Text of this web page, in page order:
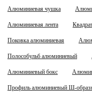
Алюминиевая чушка
Алюминиевая лента
Поковка алюминиевая
Полособульб алюминиевый
Алюминиевый бокс
Профиль алюминиевый Ш-